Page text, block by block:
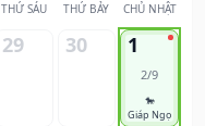
THỨ SÁU THỨ BẢY CHỦ NHẬT
29 30 1
2/9
🐎
Giáp Ngọ